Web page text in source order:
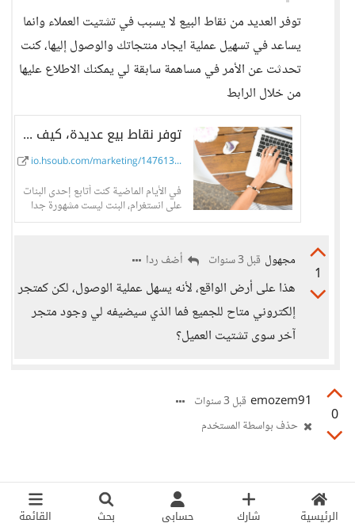
الرئيسية شارك حسابي بحث القائمة
توفر العديد من نقاط البيع لا يسبب في تشتيت العملاء وانما
يساعد في تسهيل عملية ايجاد منتجاتك والوصول إليها، كنت
تحدثت عن الأمر في مساهمة سابقة لي يمكنك الاطلاع عليها
من خلال الرابط
توفر نقاط بيع عديدة، كيف يمكنها زيادة الولاء للعلامة التجارية؟ - حسوب I/O
io.hsoub.com/marketing/147613...
في الأيام الماضية كنت أتابع إحدى البنات
على انستغرام، البنت ليست مشهورة جدا
وليس هذا المهم،
1
مجهول قبل 3 سنوات أضف ردا
هذا على أرض الواقع، لأنه يسهل عملية الوصول، لكن كمتجر
إلكتروني متاح للجميع فما الذي سيضيفه لي وجود متجر
آخر سوى تشتيت العميل؟
0
emozem91 قبل 3 سنوات
حذف بواسطة المستخدم